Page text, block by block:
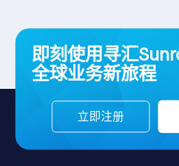
即刻使用寻汇
全球业务新旅程
立即注册